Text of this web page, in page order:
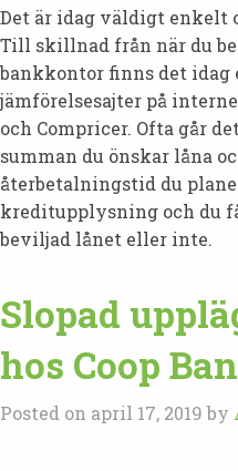
Det är idag väldigt enkelt
Till skillnad från när du
bankkontor finns det idag
jämförelsesajter på
och Compricer. Ofta går
summan du önskar låna
återbetalningstid du
kreditupplysning och du
beviljad lånet eller inte.
Slopad
hos Coop
Posted on april 17, 2019 by